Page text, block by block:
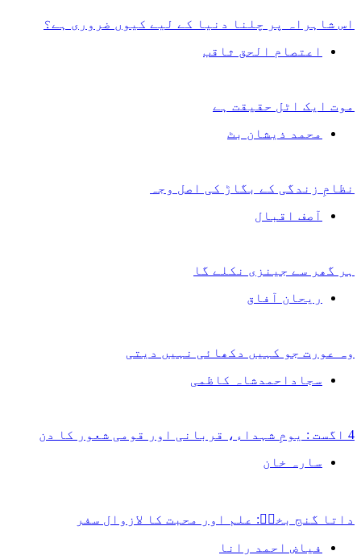
اس شاہراہ پر چلنا دنیا کے لیے کیوں ضروری ہے؟
اعتصام الحق ثاقب
موت ایک اٹل حقیقت ہے
محمد ذیشان بٹ
نظامِ زندگی کے بگاڑ کی اصل وجہ
آصف اقبال
ہر گھر سے جینزی نکلے گا
ریحان آفاق
وہ عورت جو کہیں دکھائی نہیں دیتی
سجاداحمدشاہ کاظمی
4 اگست : یومِ شہداء، قربانی اور قومی شعور کا دن
سارہ خان
داتا گنج بخشؒ: علم اور محبت کا لازوال سفر
فیاض احمد رانا